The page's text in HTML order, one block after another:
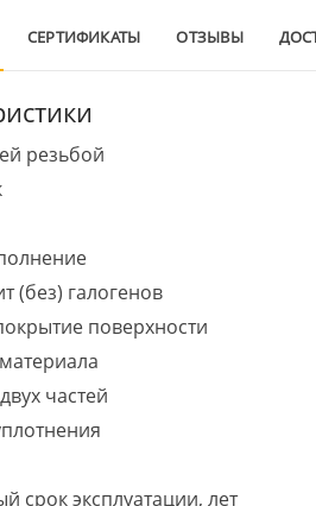
СЕРТИФИКАТЫ ОТЗЫВЫ
резьбой
(без) галогенов
поверхности
частей
срок эксплуатации, лет